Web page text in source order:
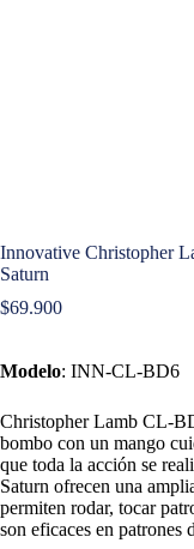
Innovative Christopher
Saturn
$69.900
Modelo: INN-CL-BD6
Christopher Lamb CL-
bombo con un mango
que toda la acción se
Saturn ofrecen una
permiten rodar, tocar
son eficaces en patrones